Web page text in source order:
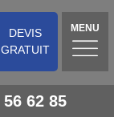
DEVIS
GRATUIT
MENU
56 62 85